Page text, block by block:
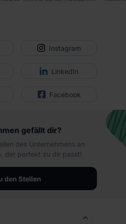
,Impressum
Instagram
LinkedIn
Facebook
gefällt dir?
des Unternehmens an
der perfekt zu dir passt!
den Stellen